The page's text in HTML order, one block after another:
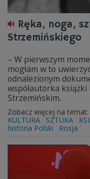
Ręka, noga,
Strzemińskiego
– W pierwszym
mogłam w to
odnalezionym
współautorka książki
Strzemińskim.
Zobacz więcej na temat:
KULTURA
SZTUKA
historia Polski
Rosja